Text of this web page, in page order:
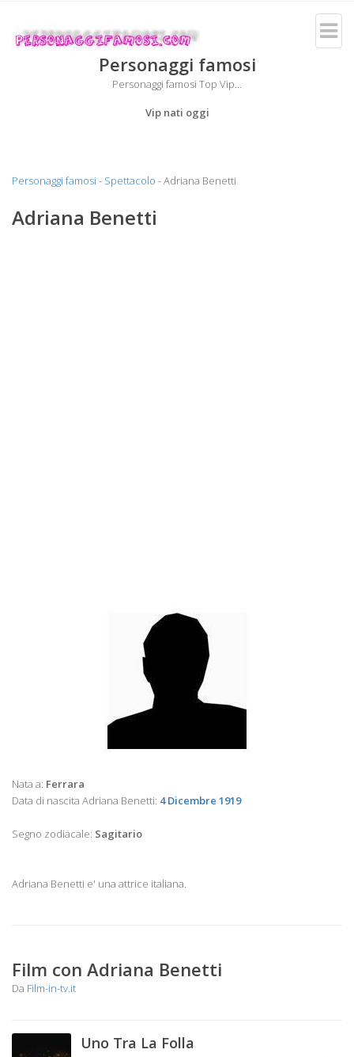
Personaggi famosi
Personaggi famosi Top Vip...
Vip nati oggi
Personaggi famosi - Spettacolo - Adriana Benetti
Adriana Benetti
Nata a: Ferrara
Data di nascita Adriana Benetti: 4 Dicembre 1919
Segno zodiacale: Sagitario
Adriana Benetti e' una attrice italiana.
Film con Adriana Benetti
Da Film-in-tv.it
Uno Tra La Folla